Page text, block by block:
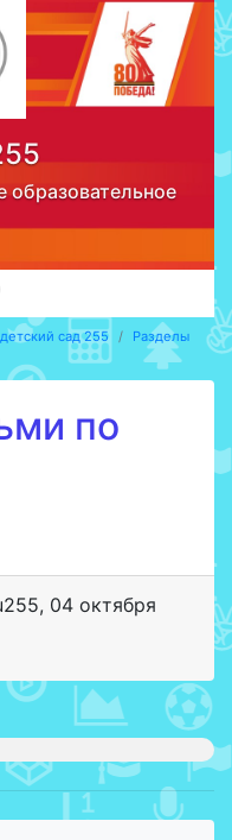
сад 255
Разделы
по
, 04 октября